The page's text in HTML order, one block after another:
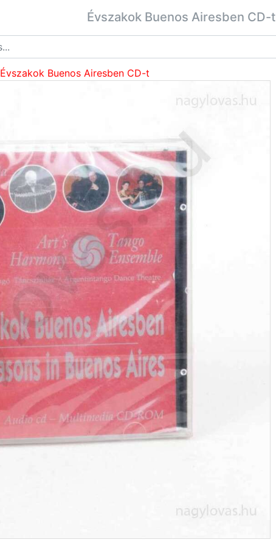
Évszakok Buenos Airesben CD-t
Évszakok Buenos Airesben CD-t